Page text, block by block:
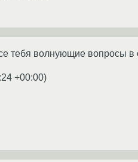
тебя волнующие вопросы в
+00:00)